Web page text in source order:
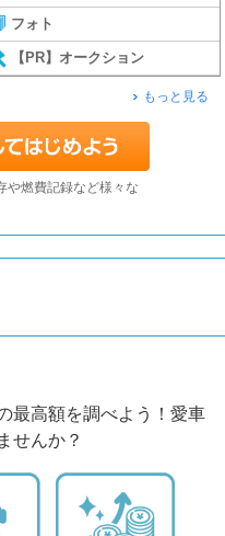
フォト
【PR】オークション
もっと見る
や燃費記録など様々な
最高額を調べよう！愛車
せんか？